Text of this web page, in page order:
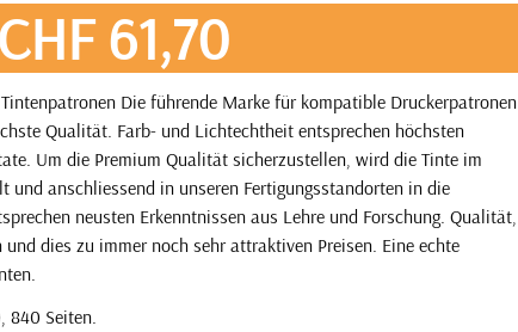
61,70
Die führende Marke für kompatible Druckerpatronen
Qualität. Farb- und Lichtechtheit entsprechen höchsten
Um die Premium Qualität sicherzustellen, wird die Tinte im
anschliessend in unseren Fertigungsstandorten in die
neusten Erkenntnissen aus Lehre und Forschung. Qualität,
dies zu immer noch sehr attraktiven Preisen. Eine echte
840 Seiten.